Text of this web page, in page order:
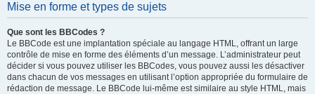
Mise en forme et types de sujets
Que sont les BBCodes ?
Le BBCode est une implantation spéciale au langage HTML, offrant un large
contrôle de mise en forme des éléments d’un message. L’administrateur peut
décider si vous pouvez utiliser les BBCodes, vous pouvez aussi les désactiver
dans chacun de vos messages en utilisant l’option appropriée du formulaire de
rédaction de message. Le BBCode lui-même est similaire au style HTML, mais